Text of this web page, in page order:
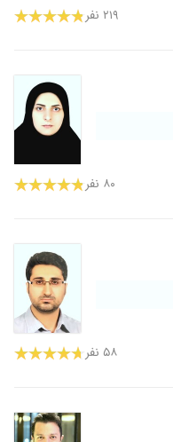
۲۱۹ نفر
۸۰ نفر
۵۸ نفر